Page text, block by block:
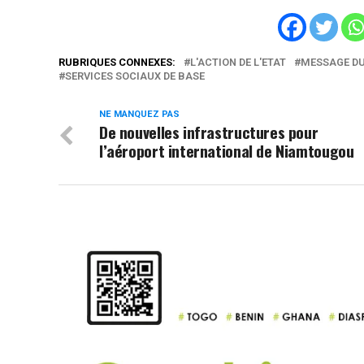
RUBRIQUES CONNEXES: L'ACTION DE L'ETAT
MESSAGE
SERVICES SOCIAUX DE BASE
NE MANQUEZ PAS
De nouvelles infrastructures pour
l’aéroport international de Niamtougou